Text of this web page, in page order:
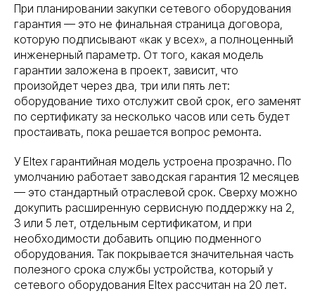
При планировании закупки сетевого оборудования
гарантия — это не финальная страница договора,
которую подписывают «как у всех», а полноценный
инженерный параметр. От того, какая модель
гарантии заложена в проект, зависит, что
произойдет через два, три или пять лет:
оборудование тихо отслужит свой срок, его заменят
по сертификату за несколько часов или сеть будет
простаивать, пока решается вопрос ремонта.
У Eltex гарантийная модель устроена прозрачно. По
умолчанию работает заводская гарантия 12 месяцев
— это стандартный отраслевой срок. Сверху можно
докупить расширенную сервисную поддержку на 2,
3 или 5 лет, отдельным сертификатом, и при
необходимости добавить опцию подменного
оборудования. Так покрывается значительная часть
полезного срока службы устройства, который у
сетевого оборудования Eltex рассчитан на 20 лет.